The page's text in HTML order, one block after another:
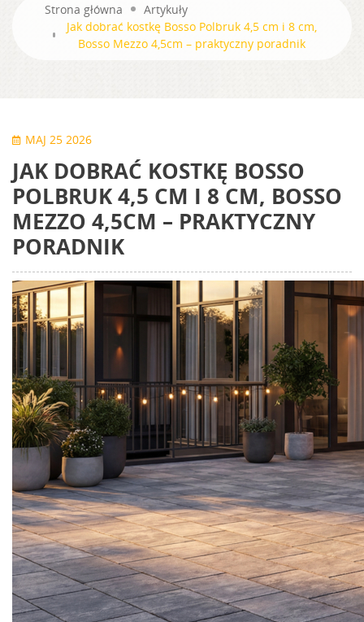
Strona główna
Artykuły
Jak dobrać kostkę Bosso Polbruk 4,5 cm i 8 cm,
Bosso Mezzo 4,5cm – praktyczny poradnik
MAJ 25 2026
JAK DOBRAĆ KOSTKĘ BOSSO
POLBRUK 4,5 CM I 8 CM, BOSSO
MEZZO 4,5CM – PRAKTYCZNY
PORADNIK